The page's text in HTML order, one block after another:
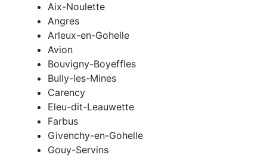
Aix-Noulette
Angres
Arleux-en-Gohelle
Avion
Bouvigny-Boyeffles
Bully-les-Mines
Carency
Eleu-dit-Leauwette
Farbus
Givenchy-en-Gohelle
Gouy-Servins